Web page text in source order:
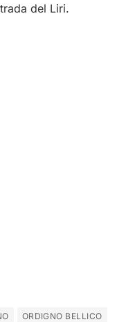
del Liri.
ORDIGNO BELLICO